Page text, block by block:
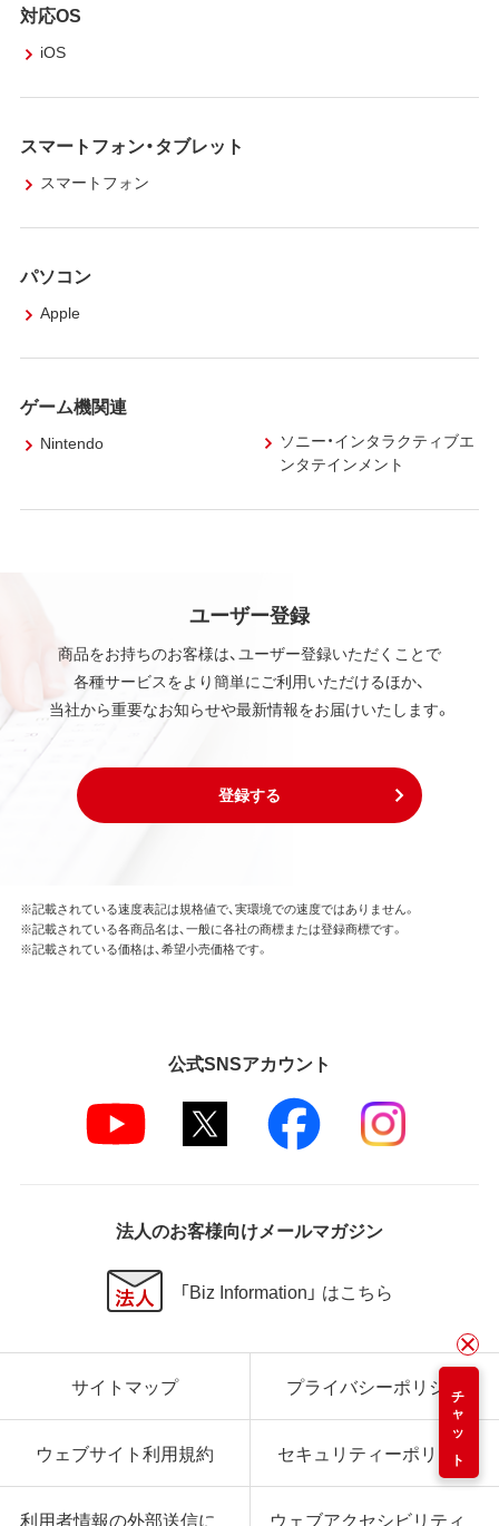
対応OS
iOS
スマートフォン・タブレット
スマートフォン
パソコン
Apple
ゲーム機関連
Nintendo
ソニー・インタラクティブエ
ンタテインメント
ユーザー登録
商品をお持ちのお客様は、ユーザー登録いただくことで
各種サービスをより簡単にご利用いただけるほか、
当社から重要なお知らせや最新情報をお届けいたします。
登録する
チャット
※記載されている速度表記は規格値で、実環境での速度ではありません。
※記載されている各商品名は、一般に各社の商標または登録商標です。
※記載されている価格は、希望小売価格です。
公式SNSアカウント
法人のお客様向けメールマガジン
「Biz Information」 はこちら
サイトマップ プライバシーポリシー
ウェブサイト利用規約 セキュリティーポリシー
利用者情報の外部送信に ウェブアクセシビリティ